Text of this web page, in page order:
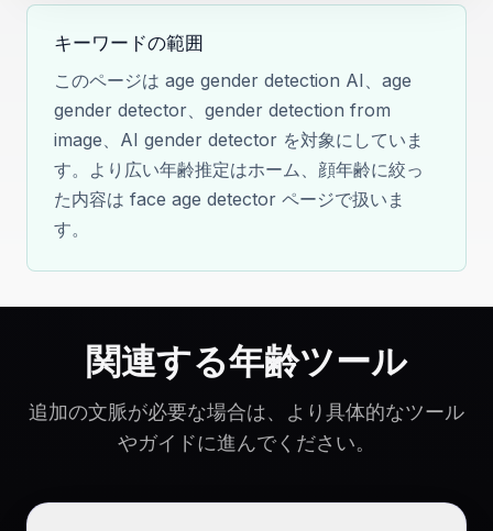
キーワードの範囲
このページは age gender detection AI、age
gender detector、gender detection from
image、AI gender detector を対象にしていま
す。より広い年齢推定はホーム、顔年齢に絞っ
た内容は face age detector ページで扱いま
す。
関連する年齢ツール
追加の文脈が必要な場合は、より具体的なツール
やガイドに進んでください。